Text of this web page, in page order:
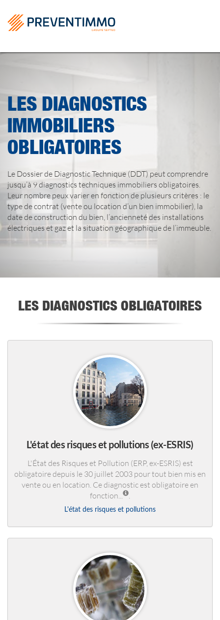
LES DIAGNOSTICS
IMMOBILIERS
OBLIGATOIRES
Le Dossier de Diagnostic Technique (DDT) peut comprendre
jusqu’à 9 diagnostics techniques immobiliers obligatoires.
Leur nombre peux varier en fonction de plusieurs critères : le
type de contrat (vente ou location d’un bien immobilier), la
date de construction du bien, l’ancienneté des installations
électriques et gaz et la situation géographique de l’immeuble.
LES DIAGNOSTICS OBLIGATOIRES
L'état des risques et pollutions (ex-ESRIS)
L'État des Risques et Pollution (ERP, ex-ESRIS) est
obligatoire depuis le 30 juillet 2003 pour tout bien mis en
vente ou en location. Ce diagnostic est obligatoire en
fonction...
.
L'état des risques et pollutions